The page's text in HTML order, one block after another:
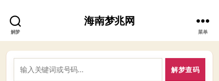
解梦
海南梦兆网
菜单
解梦查码